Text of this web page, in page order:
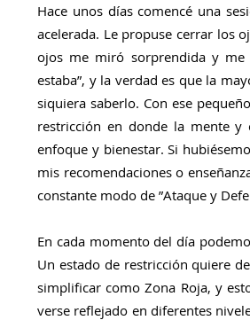
Hace unos días comencé una
acelerada. Le propuse cerrar los
ojos me miró sorprendida y me
estaba”, y la verdad es que la
siquiera saberlo. Con ese
restricción en donde la mente
enfoque y bienestar. Si
mis recomendaciones o
constante modo de ”Ataque y
En cada momento del día
Un estado de restricción quiere
simplificar como Zona Roja, y
verse reflejado en diferentes